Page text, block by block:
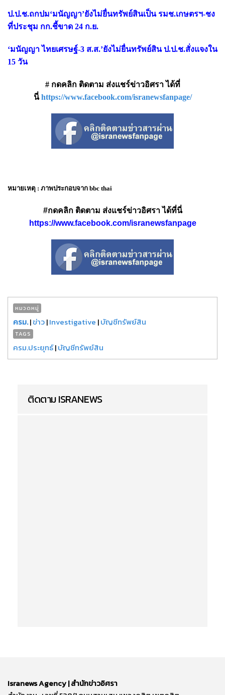
ป.ป.ช.ถกปม‘มนัญญา’ยังไม่ยื่นทรัพย์สินเป็น รมช.เกษตรฯ-ชง
ที่ประชุม กก.ชี้ขาด 24 ก.ย.
‘มนัญญา ไทยเศรษฐ์-3 ส.ส.’ยังไม่ยื่นทรัพย์สิน ป.ป.ช.สั่งแจงใน
15 วัน
# กดคลิก ติดตาม ส่งแชร์ข่าวอิศรา ได้ที่
นี่https://www.facebook.com/isranewsfanpage/
หมายเหตุ : ภาพประกอบจาก bbc thai
#กดคลิก ติดตาม ส่งแชร์ข่าวอิศรา ได้ที่นี่
https://www.facebook.com/isranewsfanpage
หมวดหมู่
ครม.|ข่าว|Investigative |บัญชีทรัพย์สิน
TAGS
ครม.ประยุทธ์|บัญชีทรัพย์สิน
ติดตาม ISRANEWS
Isranews Agency | สำนักข่าวอิศรา